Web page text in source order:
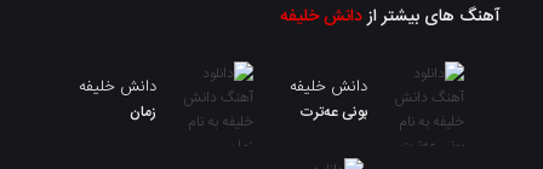
آهنگ های بیشتر ازدانش خلیفه
دانش خلیفه
بونی عەترت
دانش خلیفه
زمان